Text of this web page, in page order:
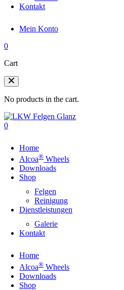
Kontakt
Mein Konto
0
Cart
No products in the cart.
0
Home
Alcoa® Wheels
Downloads
Shop
Felgen
Reinigung
Dienstleistungen
Galerie
Kontakt
Home
Alcoa® Wheels
Downloads
Shop